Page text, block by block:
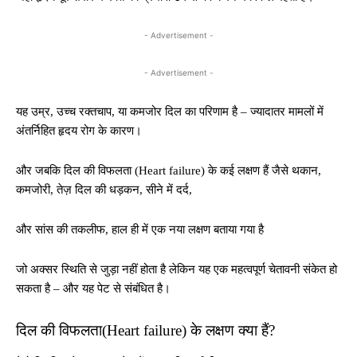
- Advertisement -
- Advertisement -
यह उम्र, उच्च रक्तचाप, या कमजोर दिल का परिणाम है – ज्यादातर मामलों में
अंतर्निहित हृदय रोग के कारण।
और जबकि दिल की विफलता (Heart failure) के कई लक्षण हैं जैसे थकान,
कमजोरी, तेज़ दिल की धड़कन, सीने में दर्द,
और सांस की तकलीफ, हाल ही में एक नया लक्षण बताया गया है
जो अक्सर स्थिति से जुड़ा नहीं होता है लेकिन यह एक महत्वपूर्ण चेतावनी संकेत हो
सकता है – और यह पेट से संबंधित है।
दिल की विफलता(Heart failure) के लक्षण क्या हैं?